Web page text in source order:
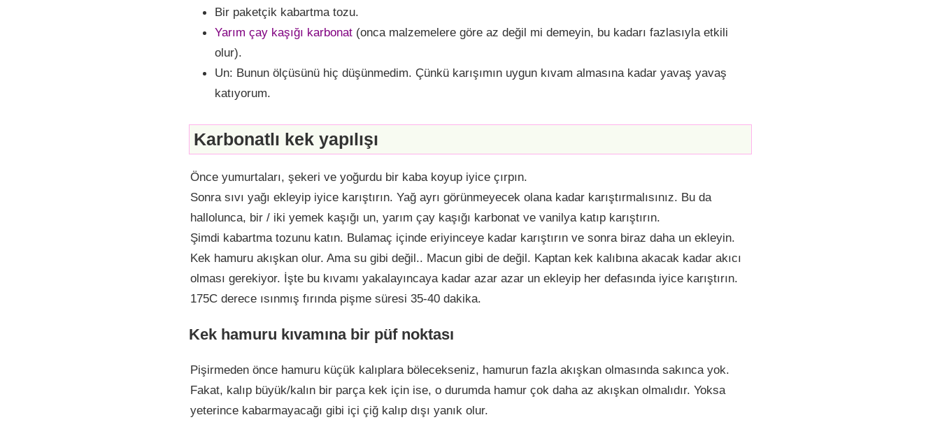
Bir paketçik kabartma tozu.
Yarım çay kaşığı karbonat (onca malzemelere göre az değil mi demeyin, bu kadarı fazlasıyla etkili
olur).
Un: Bunun ölçüsünü hiç düşünmedim. Çünkü karışımın uygun kıvam almasına kadar yavaş yavaş
katıyorum.
Karbonatlı kek yapılışı
Önce yumurtaları, şekeri ve yoğurdu bir kaba koyup iyice çırpın.
Sonra sıvı yağı ekleyip iyice karıştırın. Yağ ayrı görünmeyecek olana kadar karıştırmalısınız. Bu da
hallolunca, bir / iki yemek kaşığı un, yarım çay kaşığı karbonat ve vanilya katıp karıştırın.
Şimdi kabartma tozunu katın. Bulamaç içinde eriyinceye kadar karıştırın ve sonra biraz daha un ekleyin.
Kek hamuru akışkan olur. Ama su gibi değil.. Macun gibi de değil. Kaptan kek kalıbına akacak kadar akıcı
olması gerekiyor. İşte bu kıvamı yakalayıncaya kadar azar azar un ekleyip her defasında iyice karıştırın.
175C derece ısınmış fırında pişme süresi 35-40 dakika.
Kek hamuru kıvamına bir püf noktası
Pişirmeden önce hamuru küçük kalıplara bölecekseniz, hamurun fazla akışkan olmasında sakınca yok.
Fakat, kalıp büyük/kalın bir parça kek için ise, o durumda hamur çok daha az akışkan olmalıdır. Yoksa
yeterince kabarmayacağı gibi içi çiğ kalıp dışı yanık olur.